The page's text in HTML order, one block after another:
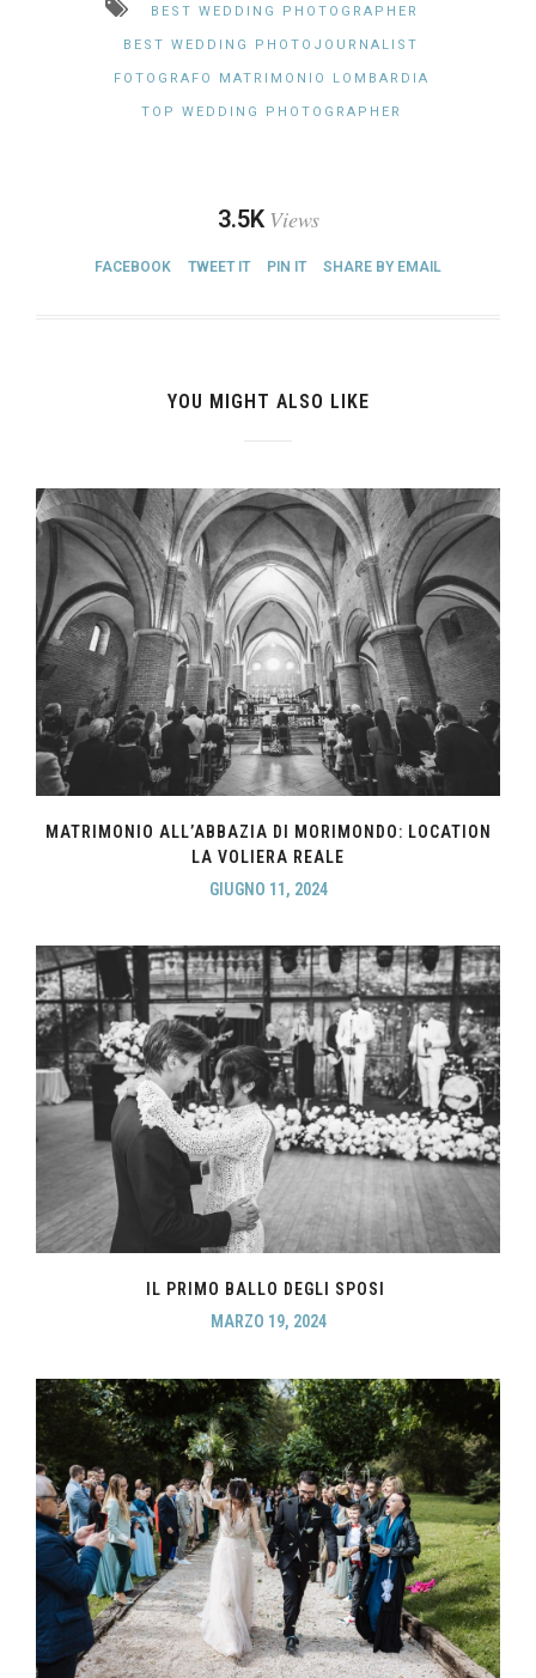
BEST WEDDING PHOTOGRAPHER
BEST WEDDING PHOTOJOURNALIST
FOTOGRAFO MATRIMONIO LOMBARDIA
TOP WEDDING PHOTOGRAPHER
3.5K Views
FACEBOOK TWEET IT PIN IT SHARE BY EMAIL
YOU MIGHT ALSO LIKE
MATRIMONIO ALL’ABBAZIA DI MORIMONDO: LOCATION
LA VOLIERA REALE
GIUGNO 11, 2024
IL PRIMO BALLO DEGLI SPOSI
MARZO 19, 2024